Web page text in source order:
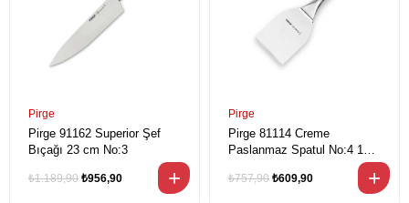
Pirge
Pirge 91162 Superior Şef
Bıçağı 23 cm No:3
₺956,90
₺1.189,90
Pirge
Pirge 81114 Creme
Paslanmaz Spatul No:4 12,5
₺609,90
₺757,90